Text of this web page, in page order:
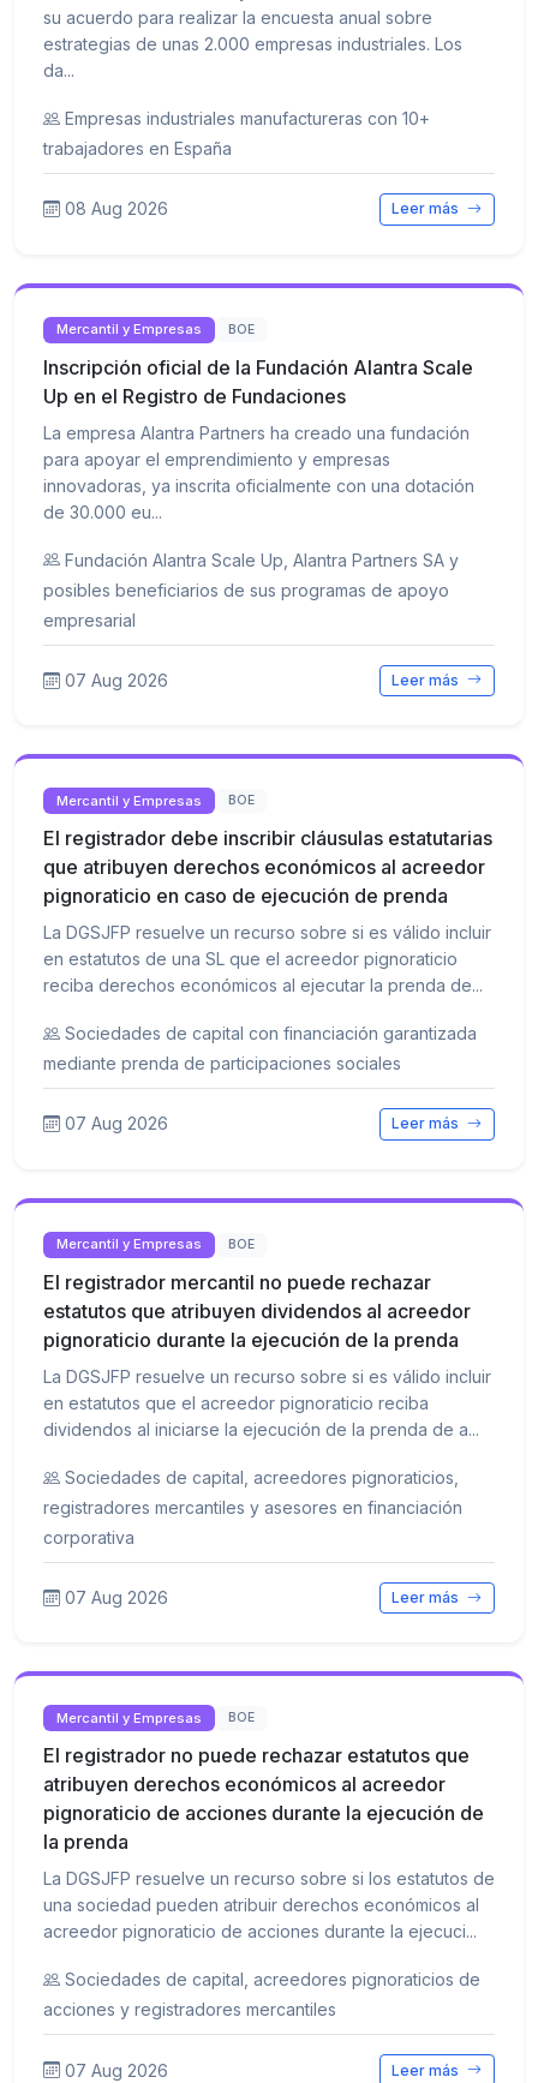
su acuerdo para realizar la encuesta anual sobre
estrategias de unas 2.000 empresas industriales. Los
da...
Empresas industriales manufactureras con 10+
trabajadores en España
08 Aug 2026 Leer más
Mercantil y Empresas BOE
Inscripción oficial de la Fundación Alantra Scale
Up en el Registro de Fundaciones
La empresa Alantra Partners ha creado una fundación
para apoyar el emprendimiento y empresas
innovadoras, ya inscrita oficialmente con una dotación
de 30.000 eu...
Fundación Alantra Scale Up, Alantra Partners SA y
posibles beneficiarios de sus programas de apoyo
empresarial
07 Aug 2026 Leer más
Mercantil y Empresas BOE
El registrador debe inscribir cláusulas estatutarias
que atribuyen derechos económicos al acreedor
pignoraticio en caso de ejecución de prenda
La DGSJFP resuelve un recurso sobre si es válido incluir
en estatutos de una SL que el acreedor pignoraticio
reciba derechos económicos al ejecutar la prenda de...
Sociedades de capital con financiación garantizada
mediante prenda de participaciones sociales
07 Aug 2026 Leer más
Mercantil y Empresas BOE
El registrador mercantil no puede rechazar
estatutos que atribuyen dividendos al acreedor
pignoraticio durante la ejecución de la prenda
La DGSJFP resuelve un recurso sobre si es válido incluir
en estatutos que el acreedor pignoraticio reciba
dividendos al iniciarse la ejecución de la prenda de a...
Sociedades de capital, acreedores pignoraticios,
registradores mercantiles y asesores en financiación
corporativa
07 Aug 2026 Leer más
Mercantil y Empresas BOE
El registrador no puede rechazar estatutos que
atribuyen derechos económicos al acreedor
pignoraticio de acciones durante la ejecución de
la prenda
La DGSJFP resuelve un recurso sobre si los estatutos de
una sociedad pueden atribuir derechos económicos al
acreedor pignoraticio de acciones durante la ejecuci...
Sociedades de capital, acreedores pignoraticios de
acciones y registradores mercantiles
07 Aug 2026 Leer más